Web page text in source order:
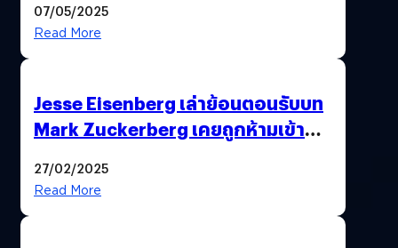
Premiere
07/05/2025
Read More
Jesse Eisenberg เล่าย้อนตอนรับบท
Mark Zuckerberg เคยถูกห้ามเข้าพบ
27/02/2025
Read More